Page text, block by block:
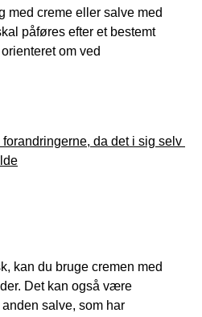
med creme eller salve med
påføres efter et bestemt
om ved
da det i sig selv
kan du bruge cremen med
Det kan også være
salve, som har